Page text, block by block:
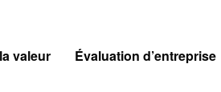
valeur Évaluation d’entreprise